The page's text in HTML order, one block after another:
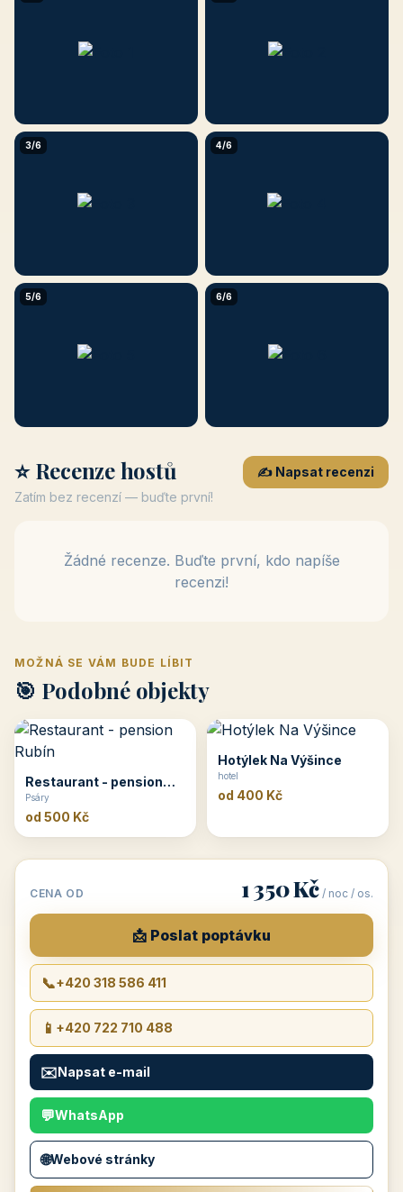
3/6 4/6
5/6 6/6
⭐ Recenze hostů
Zatím bez recenzí — buďte první!
✍️ Napsat recenzi
Žádné recenze. Buďte první, kdo napíše
recenzi!
MOŽNÁ SE VÁM BUDE LÍBIT
🎯 Podobné objekty
Restaurant - pension
Rubín
Psáry
od 500 Kč
Hotýlek Na Výšince
hotel
od 400 Kč
CENA OD 1 350 Kč / noc / os.
📩 Poslat poptávku
📞+420 318 586 411
📱 +420 722 710 488
✉️Napsat e-mail
💬WhatsApp
🌐Webové stránky